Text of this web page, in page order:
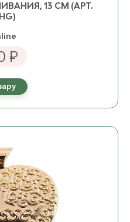
13 СМ (АРТ.
₽